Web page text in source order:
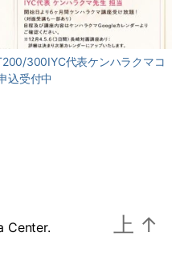
300IYC代表ケンハラクマコ
込受付中
Center. 上 ↑